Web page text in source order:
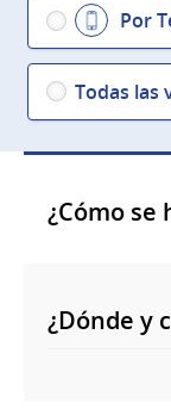
Por
Todas las
¿Cómo se
¿Dónde y